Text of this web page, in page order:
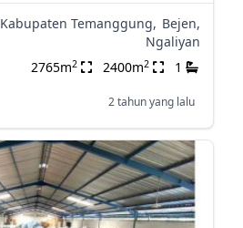
Kabupaten Temanggung, Bejen,
Ngaliyan
2765m2 2400m2 1
2 tahun yang lalu